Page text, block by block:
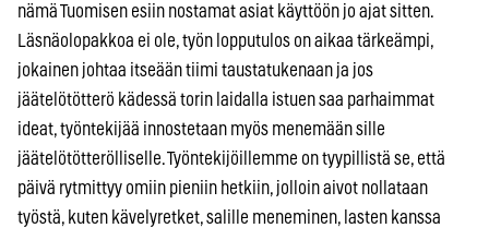
nämä Tuomisen esiin nostamat asiat käyttöön jo ajat sitten.
Läsnäolopakkoa ei ole, työn lopputulos on aikaa tärkeämpi,
jokainen johtaa itseään tiimi taustatukenaan ja jos
jäätelötötterö kädessä torin laidalla istuen saa parhaimmat
ideat, työntekijää innostetaan myös menemään sille
jäätelötötterölliselle. Työntekijöillemme on tyypillistä se, että
päivä rytmittyy omiin pieniin hetkiin, jolloin aivot nollataan
työstä, kuten kävelyretket, salille meneminen, lasten kanssa